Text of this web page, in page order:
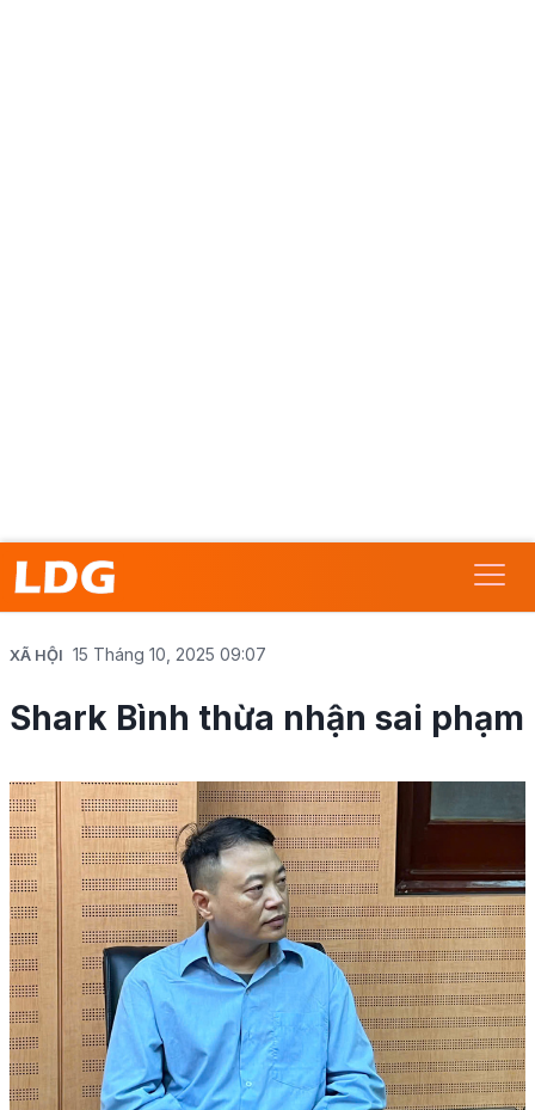
XÃ HỘI 15 Tháng 10, 2025 09:07
Shark Bình thừa nhận sai phạm